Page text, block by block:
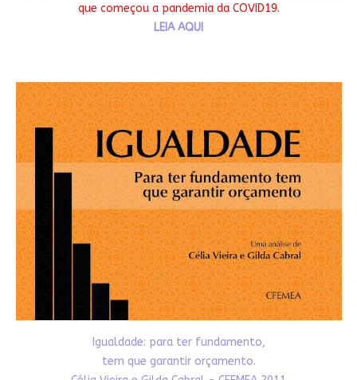
que começou a pandemia da COVID19.
LEIA AQUI
Igualdade: para ter fundamento,
tem que garantir orçamento.